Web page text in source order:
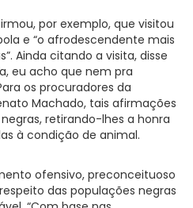
por exemplo, que visitou
e “o afrodescendente mais
Ainda citando a visita, disse
eu acho que nem pra
os procuradores da
Machado, tais afirmações
retirando-lhes a honra
à condição de animal.
ofensivo, preconceituoso
das populações negras